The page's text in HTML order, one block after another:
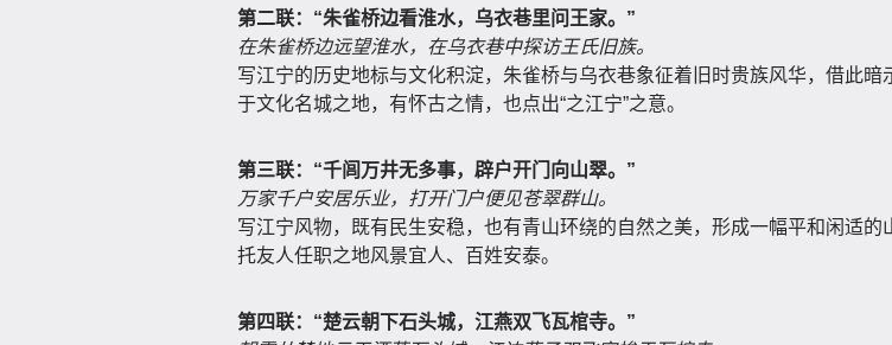
第二联：“朱雀桥边看淮水，乌衣巷里问王家。”
在朱雀桥边远望淮水，在乌衣巷中探访王氏旧族。
写江宁的历史地标与文化积淀，朱雀桥与乌衣巷象征着旧时贵族风华，借此暗
于文化名城之地，有怀古之情，也点出“之江宁”之意。
第三联：“千闾万井无多事，辟户开门向山翠。”
万家千户安居乐业，打开门户便见苍翠群山。
写江宁风物，既有民生安稳，也有青山环绕的自然之美，形成一幅平和闲适的
托友人任职之地风景宜人、百姓安泰。
第四联：“楚云朝下石头城，江燕双飞瓦棺寺。”